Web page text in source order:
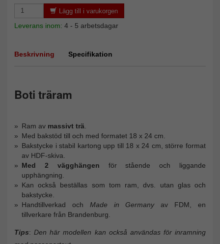
Lägg till i varukorgen
Leverans inom: 4 - 5 arbetsdagar
Beskrivning Specifikation
Boti träram
Ram av massivt trä
Med bakstöd till och med formatet 18 x 24 cm.
Bakstycke i stabil kartong upp till 18 x 24 cm, större format
av HDF-skiva.
Med 2 vägghängen för stående och liggande
upphängning.
Kan också beställas som tom ram, dvs. utan glas och
bakstycke.
Handtillverkad och Made in Germanyav FDM, en
tillverkare från Brandenburg.
Tips: Den här modellen kan också användas för inramning